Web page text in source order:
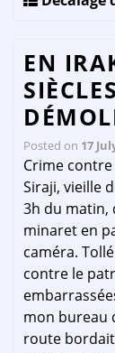
EN
Posted on 17
Crime
Siraji, vieille
3h du matin,
minaret en
caméra.
contre le
mon bureau
route